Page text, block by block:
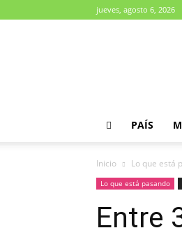
jueves, agosto 6, 2026
PAÍS
Inicio Lo que está
Lo que está pasando
Entre